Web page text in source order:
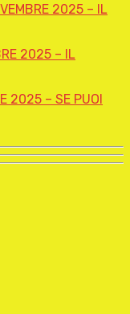
2025 – IL
2025 – IL
2025 – SE PUOI